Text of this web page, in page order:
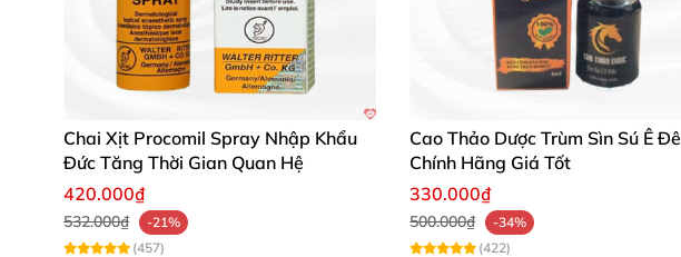
Chai Xịt Procomil Spray Nhập Khẩu
Đức Tăng Thời Gian Quan Hệ
420.000₫
532.000₫
-21%
(457)
Cao Thảo Dược Trùm Sìn Sú Ê Đê
Chính Hãng Giá Tốt
330.000₫
500.000₫
-34%
(422)